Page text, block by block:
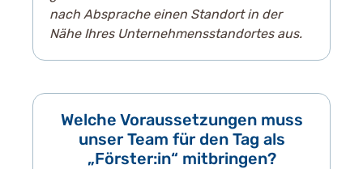
nach Absprache einen Standort in der
Nähe Ihres Unternehmensstandortes aus.
Welche Voraussetzungen muss
unser Team für den Tag als
„Förster:in“ mitbringen?